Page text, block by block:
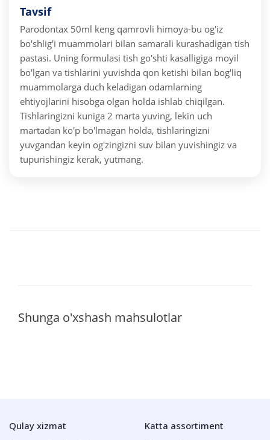
Tavsif
Parodontax 50ml keng qamrovli himoya-bu og'iz
bo'shlig'i muammolari bilan samarali kurashadigan tish
pastasi. Uning formulasi tish go'shti kasalligiga moyil
bo'lgan va tishlarini yuvishda qon ketishi bilan bog'liq
muammolarga duch keladigan odamlarning
ehtiyojlarini hisobga olgan holda ishlab chiqilgan.
Tishlaringizni kuniga 2 marta yuving, lekin uch
martadan ko'p bo'lmagan holda, tishlaringizni
yuvgandan keyin og'zingizni suv bilan yuvishingiz va
tupurishingiz kerak, yutmang.
Shunga o'xshash mahsulotlar
Qulay xizmat Katta assortiment